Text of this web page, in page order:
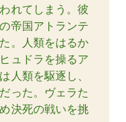
れてしまう。彼
帝国アトランテ
。人類をはるか
ュドラを操るア
人類を駆逐し、
った。ヴェラた
決死の戦いを挑